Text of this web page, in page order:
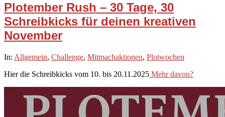
Plotember Rush – 30 Tage, 30
Schreibkicks für deinen kreativen
November
2025-
10
In: Allgemein, Challenge, Mitmachaktionen, Plotwochen
Hier die Schreibkicks vom 10. bis 20.11.2025 Mehr davon?